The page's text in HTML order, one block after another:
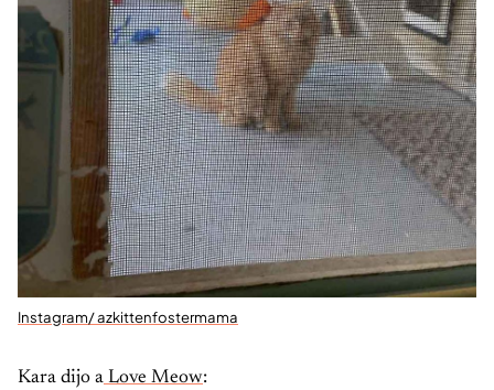
Instagram/ azkittenfostermama
Kara dijo a Love Meow: